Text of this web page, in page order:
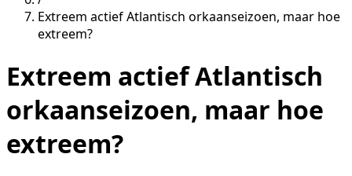
Extreem actief Atlantisch orkaanseizoen, maar hoe
extreem?
Extreem actief Atlantisch
orkaanseizoen, maar hoe
extreem?